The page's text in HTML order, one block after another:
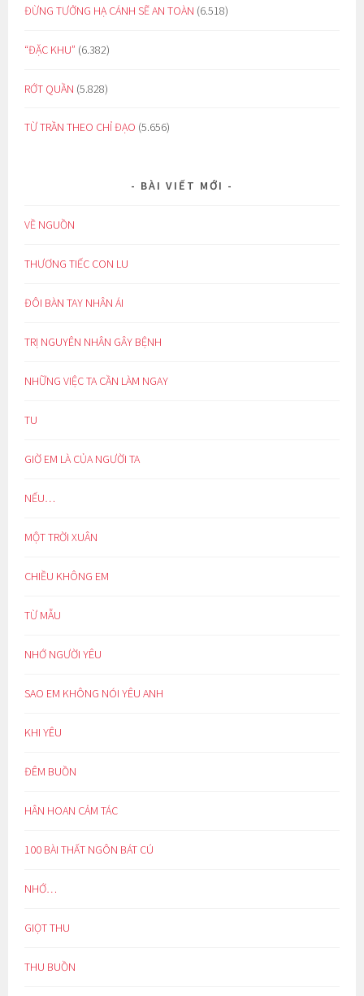
ĐỪNG TƯỞNG HẠ CÁNH SẼ AN TOÀN (6.518)
“ĐẶC KHU” (6.382)
RỚT QUẦN (5.828)
TỪ TRẦN THEO CHỈ ĐẠO (5.656)
BÀI VIẾT MỚI
VỀ NGUỒN
THƯƠNG TIẾC CON LU
ĐÔI BÀN TAY NHÂN ÁI
TRỊ NGUYÊN NHÂN GÂY BỆNH
NHỮNG VIỆC TA CẦN LÀM NGAY
TU
GIỜ EM LÀ CỦA NGƯỜI TA
NẾU…
MỘT TRỜI XUÂN
CHIỀU KHÔNG EM
TỪ MẪU
NHỚ NGƯỜI YÊU
SAO EM KHÔNG NÓI YÊU ANH
KHI YÊU
ĐÊM BUỒN
HÂN HOAN CẢM TÁC
100 BÀI THẤT NGÔN BÁT CÚ
NHỚ…
GIỌT THU
THU BUỒN